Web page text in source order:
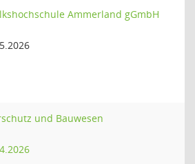
Ammerland gGmbH
und Bauwesen